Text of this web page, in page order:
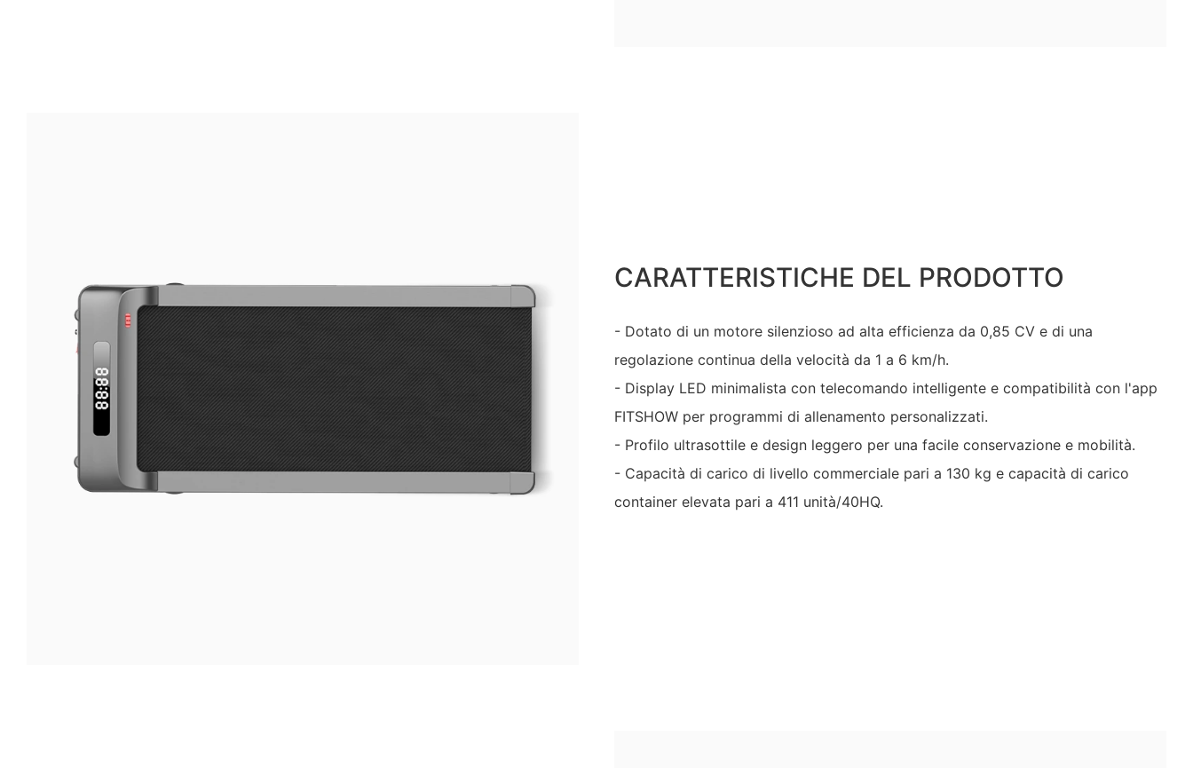
CARATTERISTICHE DEL PRODOTTO
- Dotato di un motore silenzioso ad alta efficienza da 0,85 CV e di una
regolazione continua della velocità da 1 a 6 km/h.
- Display LED minimalista con telecomando intelligente e compatibilità con l'app
FITSHOW per programmi di allenamento personalizzati.
- Profilo ultrasottile e design leggero per una facile conservazione e mobilità.
- Capacità di carico di livello commerciale pari a 130 kg e capacità di carico
container elevata pari a 411 unità/40HQ.